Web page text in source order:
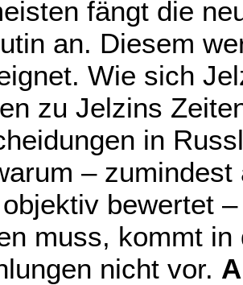
fängt die
an. Diesem
Wie sich
zu Jelzins
in
–
bewertet
muss, kommt
nicht vor.